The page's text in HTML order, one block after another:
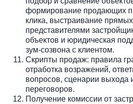
формирование продающих
клика, выстраивание
представителями
объектов и юридическая
зум-созвона с клиентом.
Скрипты продаж: правила
отработка возражений,
вопросов, сценарии выхода
переговоров.
Получение комиссии от